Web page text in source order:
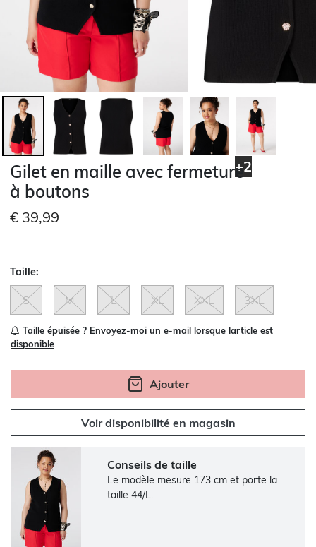
+2
Gilet en maille avec fermeture
à boutons
€ 39,99
Taille:
S M L XL XXL 3XL
Taille épuisée ? Envoyez-moi un e-mail lorsque larticle est
disponible
Ajouter
Voir disponibilité en magasin
Conseils de taille
Le modèle mesure 173 cm et porte la
taille 44/L.